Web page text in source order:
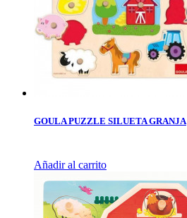
GOULA PUZZLE SILUETA GRANJA
Añadir al carrito